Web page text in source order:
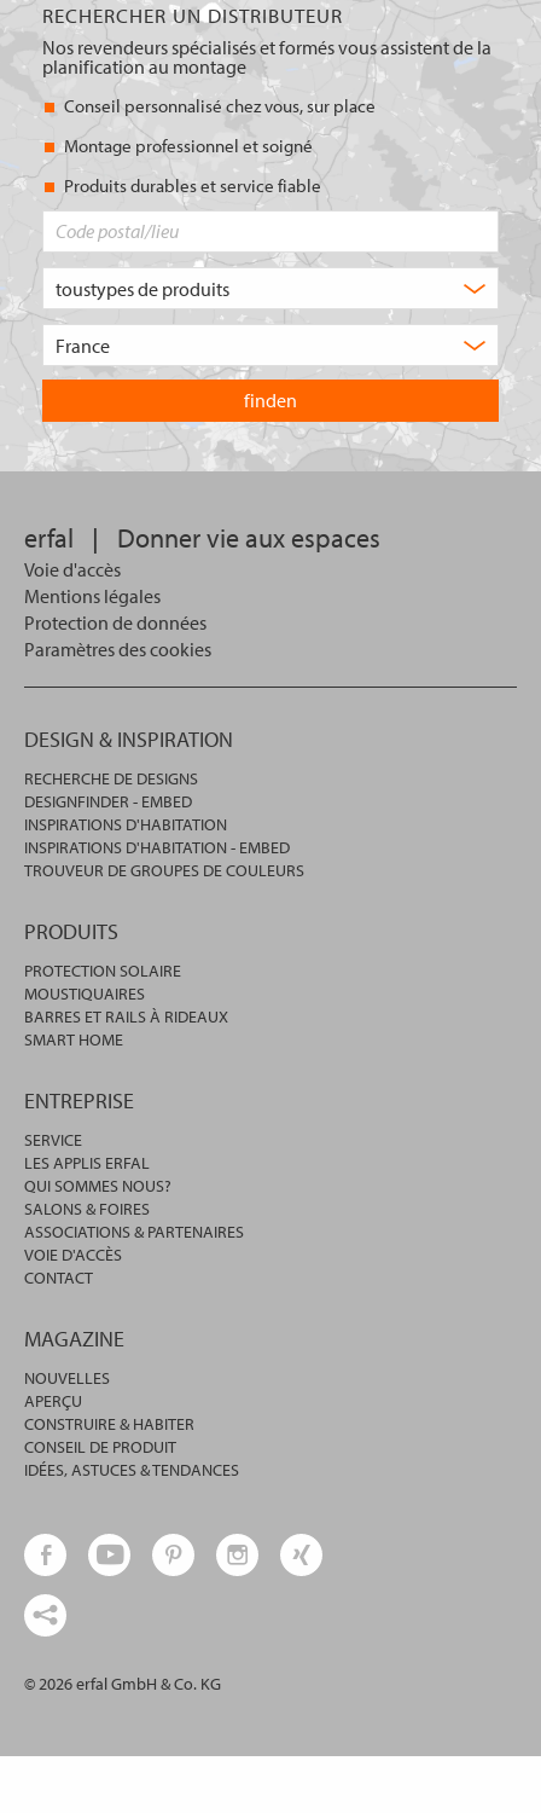
RECHERCHER UN DISTRIBUTEUR
Nos revendeurs spécialisés et formés vous assistent de la
planification au montage
Conseil personnalisé chez vous, sur place
Montage professionnel et soigné
Produits durables et service fiable
de
recherchez-
vous
?
pays
dans
lequel
vous
souhaitez
recherche.
erfal | Donner vie aux espaces
Voie d'accès
Mentions légales
Protection de données
Paramètres des cookies
DESIGN & INSPIRATION
RECHERCHE DE DESIGNS
DESIGNFINDER - EMBED
INSPIRATIONS D'HABITATION
INSPIRATIONS D'HABITATION - EMBED
TROUVEUR DE GROUPES DE COULEURS
PRODUITS
PROTECTION SOLAIRE
MOUSTIQUAIRES
BARRES ET RAILS À RIDEAUX
SMART HOME
ENTREPRISE
SERVICE
LES APPLIS ERFAL
QUI SOMMES NOUS?
SALONS & FOIRES
ASSOCIATIONS & PARTENAIRES
VOIE D'ACCÈS
CONTACT
MAGAZINE
NOUVELLES
APERÇU
CONSTRUIRE & HABITER
CONSEIL DE PRODUIT
IDÉES, ASTUCES & TENDANCES
© 2026 erfal GmbH & Co. KG